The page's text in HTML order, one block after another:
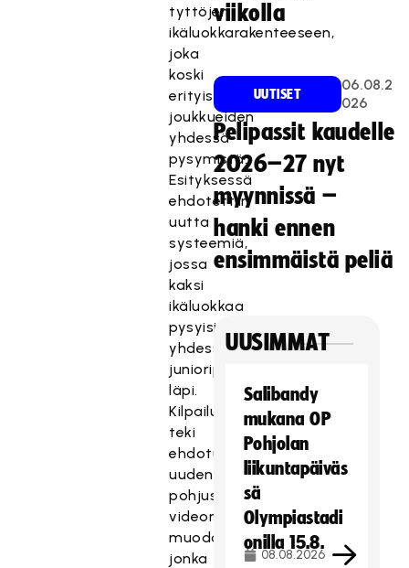
tyttöjen
ikäluokkarakenteeseen,
joka
koski
erityisesti
joukkueiden
yhdessä
pysymistä.
Esityksessä
ehdotettiin
uutta
systeemiä,
jossa
kaksi
ikäluokkaa
pysyisivät
yhdessä
junioripuolen
läpi.
Kilpailuvaliokunta
teki
ehdotuksesta
uudenlaisen
pohjustuksen
videon
muodossa,
jonka
viikolla
UUTISET
06.08.2
026
Pelipassit kaudelle
2026–27 nyt
myynnissä –
hanki ennen
ensimmäistä peliä
UUSIMMAT
Salibandy
mukana OP
Pohjolan
liikuntapäiväs
sä
Olympiastadi
onilla 15.8.
08.08.2026